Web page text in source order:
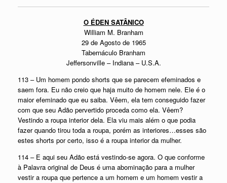
O ÉDEN SATÂNICO
William M. Branham
29 de Agosto de 1965
Tabernáculo Branham
Jeffersonville – Indiana – U.S.A.
113 – Um homem pondo shorts que se parecem efeminados e
saem fora. Eu não creio que haja muito de homem nele. Ele é o
maior efeminado que eu saiba. Vêem, ela tem conseguido fazer
com que seu Adão pervertido proceda como ela. Vêem?
Vestindo a roupa interior dela. Ela viu mais além o que podia
fazer quando tirou toda a roupa, porém as interiores…esses são
estes shorts por certo, isso é a roupa interior da mulher.
114 – E aqui seu Adão está vestindo-se agora. O que conforme
à Palavra original de Deus é uma abominação para a mulher
vestir a roupa que pertence a um homem e um homem vestir a